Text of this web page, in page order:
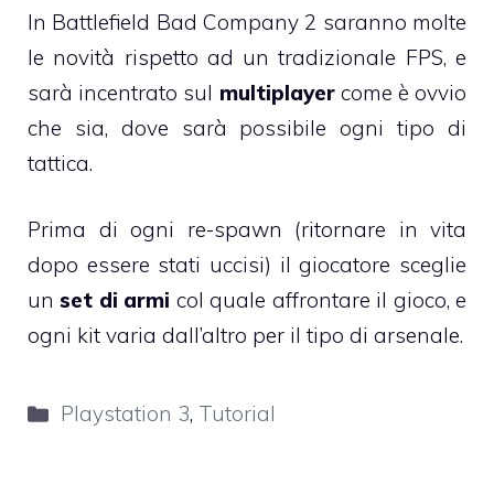
In Battlefield Bad Company 2 saranno molte
le novità rispetto ad un tradizionale FPS, e
sarà incentrato sul multiplayer come è ovvio
che sia, dove sarà possibile ogni tipo di
tattica.
Prima di ogni re-spawn (ritornare in vita
dopo essere stati uccisi) il giocatore sceglie
unset di armi col quale affrontare il gioco, e
ogni kit varia dall’altro per il tipo di arsenale.
Categorie
Playstation 3, Tutorial